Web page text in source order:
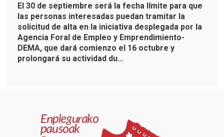
El 30 de septiembre será la fecha límite para que
las personas interesadas puedan tramitar la
solicitud de alta en la iniciativa desplegada por la
Agencia Foral de Empleo y Emprendimiento-
DEMA, que dará comienzo el 16 octubre y
prolongará su actividad du...